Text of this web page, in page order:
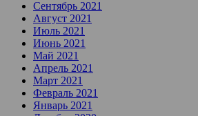
Сентябрь 2021
Август 2021
Июль 2021
Июнь 2021
Май 2021
Апрель 2021
Март 2021
Февраль 2021
Январь 2021